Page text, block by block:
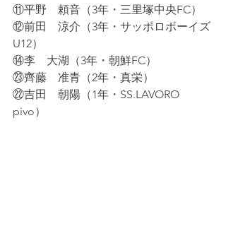
⑪平野　頼音（3年・三里塚中央FC）
⑫前田　涼介（3年・サッポロボーイズ
U12）
⑭李　大湖（3年・朝鮮FC）
㉓齊藤　准青（2年・真栄）
㉒吉田　朝陽（1年・SS.LAVORO
pivo）